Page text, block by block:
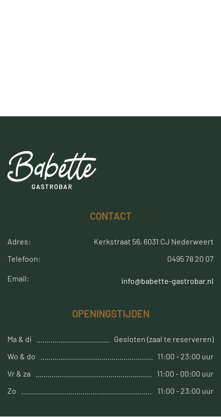
CONTACT
Adres:
Kerkstraat 56, 6031 CJ Nederweert
Telefoon:
0495 78 20 07
Email: info@babette-gastrobar.nl
OPENINGSTIJDEN
Ma & di
Gesloten (zaal te reserveren)
Wo & do
11:00 - 23:00 uur
Vr & za
11:00 - 00:00 uur
Zo
11:00 - 23:00 uur